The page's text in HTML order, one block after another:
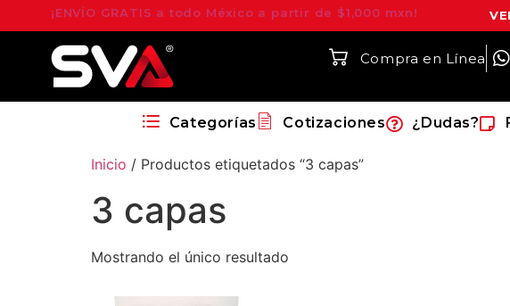
¡ENVÍO GRATIS a todo México a partir de $1,000 mxn!
Compra en Línea
Categorías Cotizaciones ¿Dudas?
Inicio / Productos etiquetados “3 capas”
3 capas
Mostrando el único resultado